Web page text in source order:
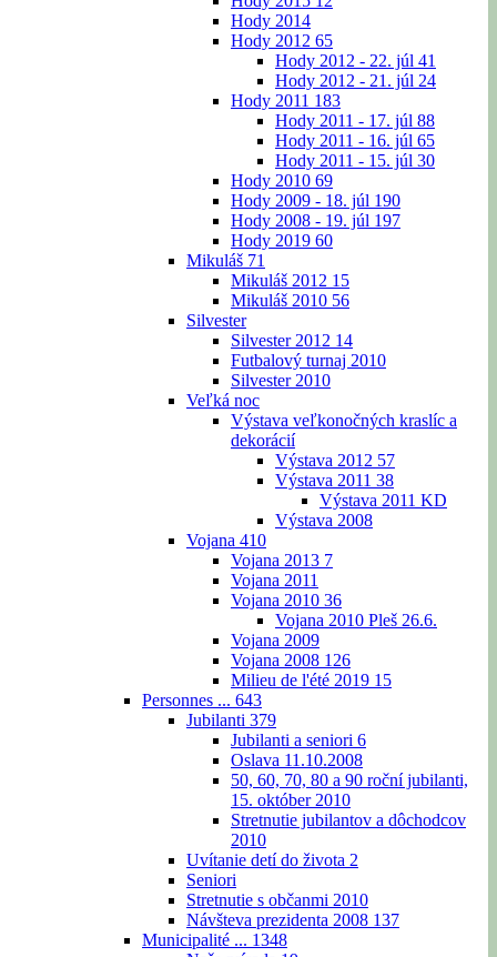
Hody 2014
Hody 2012 65
Hody 2012 - 22. júl 41
Hody 2012 - 21. júl 24
Hody 2011 183
Hody 2011 - 17. júl 88
Hody 2011 - 16. júl 65
Hody 2011 - 15. júl 30
Hody 2010 69
Hody 2009 - 18. júl 190
Hody 2008 - 19. júl 197
Hody 2019 60
Mikuláš 71
Mikuláš 2012 15
Mikuláš 2010 56
Silvester
Silvester 2012 14
Futbalový turnaj 2010
Silvester 2010
Veľká noc
Výstava veľkonočných kraslíc a
dekorácií
Výstava 2012 57
Výstava 2011 38
Výstava 2011 KD
Výstava 2008
Vojana 410
Vojana 2013 7
Vojana 2011
Vojana 2010 36
Vojana 2010 Pleš 26.6.
Vojana 2009
Vojana 2008 126
Milieu de l'été 2019 15
Personnes ... 643
Jubilanti 379
Jubilanti a seniori 6
Oslava 11.10.2008
50, 60, 70, 80 a 90 roční jubilanti,
15. október 2010
Stretnutie jubilantov a dôchodcov
2010
Uvítanie detí do života 2
Seniori
Stretnutie s občanmi 2010
Návšteva prezidenta 2008 137
Municipalité ... 1348